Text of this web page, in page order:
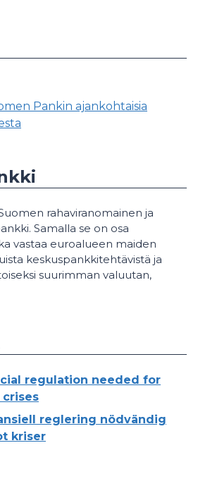
Pankin ajankohtaisia
rahaviranomainen ja
Samalla se on osa
vastaa euroalueen maiden
keskuspankkitehtävistä ja
suurimman valuutan,
regulation needed for
reglering nödvändig
kriser